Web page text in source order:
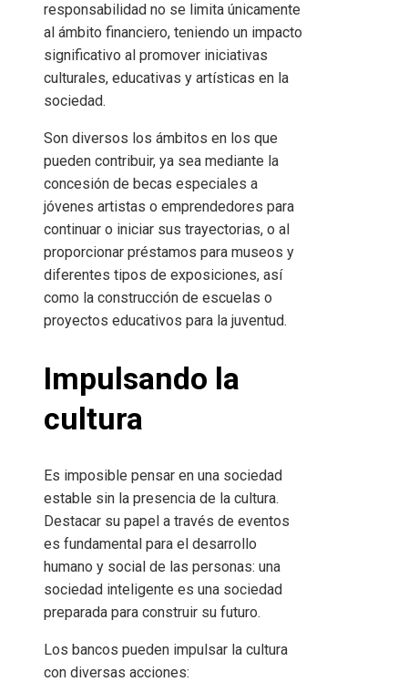
responsabilidad no se limita únicamente
al ámbito financiero, teniendo un impacto
significativo al promover iniciativas
culturales, educativas y artísticas en la
sociedad.
Son diversos los ámbitos en los que
pueden contribuir, ya sea mediante la
concesión de becas especiales a
jóvenes artistas o emprendedores para
continuar o iniciar sus trayectorias, o al
proporcionar préstamos para museos y
diferentes tipos de exposiciones, así
como la construcción de escuelas o
proyectos educativos para la juventud.
Impulsando la
cultura
Es imposible pensar en una sociedad
estable sin la presencia de la cultura.
Destacar su papel a través de eventos
es fundamental para el desarrollo
humano y social de las personas: una
sociedad inteligente es una sociedad
preparada para construir su futuro.
Los bancos pueden impulsar la cultura
con diversas acciones: